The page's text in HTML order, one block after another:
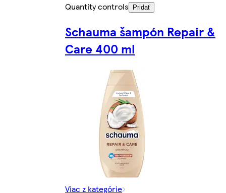
Quantity controls
Pridať
Schauma šampón Repair &
Care 400 ml
Viac z kategórie